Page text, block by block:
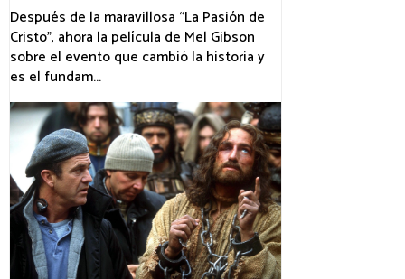
Después de la maravillosa “La Pasión de
Cristo”, ahora la película de Mel Gibson
sobre el evento que cambió la historia y
es el fundam...